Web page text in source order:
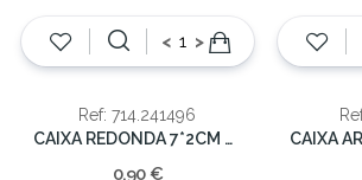
< >
Ref: 714.241496
CAIXA REDONDA 7*2CM MADEIRA C/FAT
0,90 €